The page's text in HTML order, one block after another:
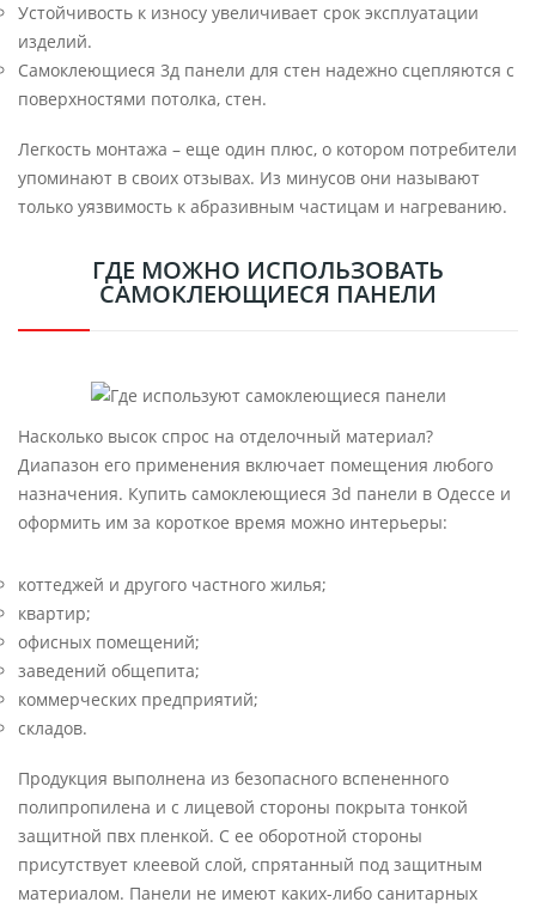
Устойчивость к износу увеличивает срок эксплуатации
изделий.
Самоклеющиеся 3д панели для стен надежно сцепляются с
поверхностями потолка, стен.
Легкость монтажа – еще один плюс, о котором потребители
упоминают в своих отзывах. Из минусов они называют
только уязвимость к абразивным частицам и нагреванию.
ГДЕ МОЖНО ИСПОЛЬЗОВАТЬ
САМОКЛЕЮЩИЕСЯ ПАНЕЛИ
Насколько высок спрос на отделочный материал?
Диапазон его применения включает помещения любого
назначения. Купить самоклеющиеся 3d панели в Одессе и
оформить им за короткое время можно интерьеры:
коттеджей и другого частного жилья;
квартир;
офисных помещений;
заведений общепита;
коммерческих предприятий;
складов.
Продукция выполнена из безопасного вспененного
полипропилена и с лицевой стороны покрыта тонкой
защитной пвх пленкой. С ее оборотной стороны
присутствует клеевой слой, спрятанный под защитным
материалом. Панели не имеют каких-либо санитарных